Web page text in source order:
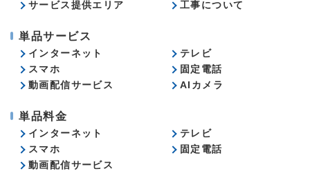
サービス提供エリア 工事について
単品サービス
インターネット
テレビ
スマホ
固定電話
動画配信サービス
AIカメラ
単品料金
インターネット
テレビ
スマホ
固定電話
動画配信サービス